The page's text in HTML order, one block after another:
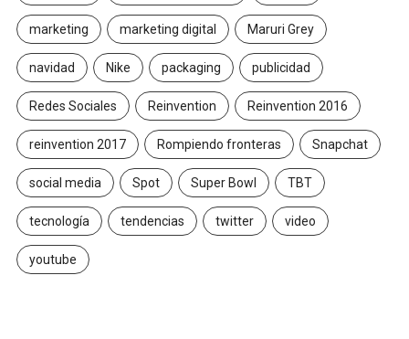
marketing marketing digital Maruri Grey
navidad Nike packaging publicidad
Redes Sociales Reinvention Reinvention 2016
reinvention 2017 Rompiendo fronteras Snapchat
social media Spot Super Bowl TBT
tecnología tendencias twitter video
youtube